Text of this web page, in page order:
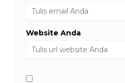
Website Anda